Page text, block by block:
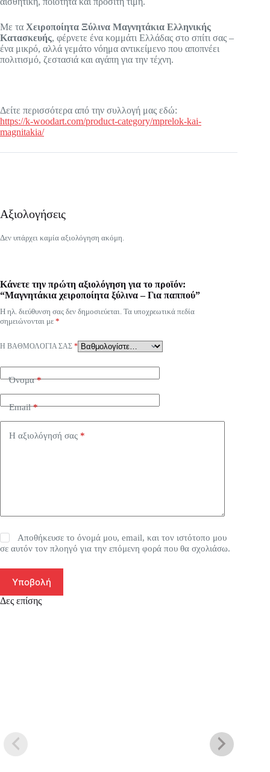
Με τα Χειροποίητα Ξύλινα Μαγνητάκια Ελληνικής
Κατασκευής, φέρνετε ένα κομμάτι Ελλάδας στο σπίτι σας –
ένα μικρό, αλλά γεμάτο νόημα αντικείμενο που αποπνέει
πολιτισμό, ζεστασιά και αγάπη για την τέχνη.
Δείτε περισσότερα από την συλλογή μας εδώ:
https://k-woodart.com/product-category/mprelok-kai-
magnitakia/
Αξιολογήσεις
Δεν υπάρχει καμία αξιολόγηση ακόμη.
Κάνετε την πρώτη αξιολόγηση για το προϊόν:
“Μαγνητάκια χειροποίητα ξύλινα – Για παππού”
Η ηλ. διεύθυνση σας δεν δημοσιεύεται. Τα υποχρεωτικά πεδία
σημειώνονται με *
Η ΒΑΘΜΟΛΟΓΊΑ ΣΑΣ *
Όνομα*
Email*
Η αξιολόγησή σας *
Αποθήκευσε το όνομά μου, email, και τον ιστότοπο μου
σε αυτόν τον πλοηγό για την επόμενη φορά που θα σχολιάσω.
Υποβολή
Δες επίσης